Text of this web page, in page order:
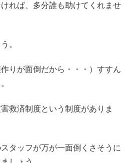
れば、多分誰も助けてくれませ
。
りが面倒だから・・・）すすん
救済制度という制度がありま
タッフが万が一面倒くさそうに